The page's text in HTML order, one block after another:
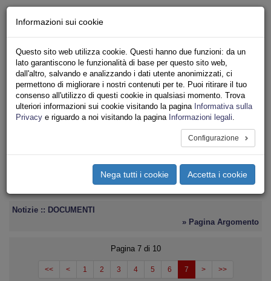
Iscriviti
Ricerca
Area Stampa
Privacy
ASSOCIAZIONI INQUILINI E ABITANTI
navigation
Toggle
Notizie :: DOCUMENTI
» Pagina Argomento
Pagina 7 di 10
<< < 1 2 3 4 5 6 7 > >>
Informazioni sui cookie
Questo sito web utilizza cookie. Questi hanno due funzioni: da un
lato garantiscono le funzionalità di base per questo sito web,
dall'altro, salvando e analizzando i dati utente anonimizzati, ci
permettono di migliorare i nostri contenuti per te. Puoi ritirare il tuo
consenso all'utilizzo di questi cookie in qualsiasi momento. Trova
ulteriori informazioni sui cookie visitando la pagina Informativa sulla
Privacy e riguardo a noi visitando la pagina Informazioni legali.
Configurazione
Nega tutti i cookie Accetta i cookie